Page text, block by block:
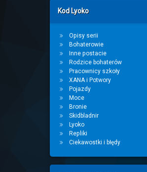
Left Sidebar
Kod Lyoko
Opisy serii
Bohaterowie
Inne postacie
Rodzice bohaterów
Pracownicy szkoły
XANA i Potwory
Pojazdy
Moce
Bronie
Skidbladnir
Lyoko
Repliki
Ciekawostki i błędy